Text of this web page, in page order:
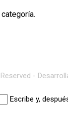
-
Escribe y,